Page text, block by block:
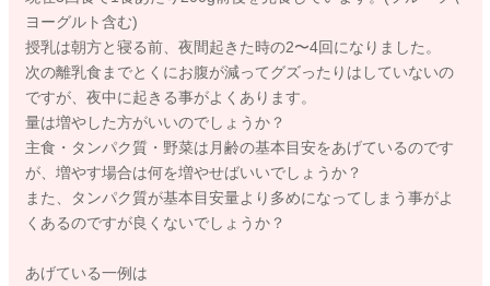
ヨーグルト含む)
授乳は朝方と寝る前、夜間起きた時の2〜4回になりました。
次の離乳食までとくにお腹が減ってグズったりはしていないの
ですが、夜中に起きる事がよくあります。
量は増やした方がいいのでしょうか？
主食・タンパク質・野菜は月齢の基本目安をあげているのです
が、増やす場合は何を増やせばいいでしょうか？
また、タンパク質が基本目安量より多めになってしまう事がよ
くあるのですが良くないでしょうか？
あげている一例は